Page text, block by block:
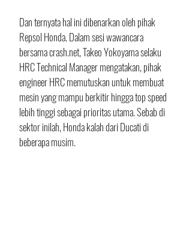
Dan ternyata hal ini dibenarkan oleh pihak
Repsol Honda. Dalam sesi wawancara
bersama crash.net, Takeo Yokoyama selaku
HRC Technical Manager mengatakan, pihak
engineer HRC memutuskan untuk membuat
mesin yang mampu berkitir hingga top speed
lebih tinggi sebagai prioritas utama. Sebab di
sektor inilah, Honda kalah dari Ducati di
beberapa musim.